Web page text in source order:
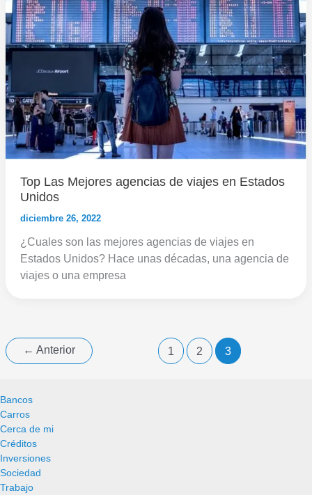
Top Las Mejores agencias de viajes en Estados
Unidos
diciembre 26, 2022
¿Cuales son las mejores agencias de viajes en
Estados Unidos? Hace unas décadas, una agencia de
viajes o una empresa
← Anterior 1 2 3
Bancos
Carros
Cerca de mi
Créditos
Inversiones
Sociedad
Trabajo